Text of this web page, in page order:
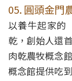
05. 圓頭金門
以養牛起家的
乾，創始人還
肉乾農牧概念
概念館提供吃